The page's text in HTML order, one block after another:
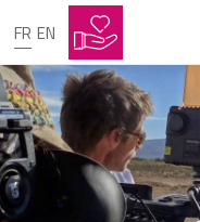
FR EN